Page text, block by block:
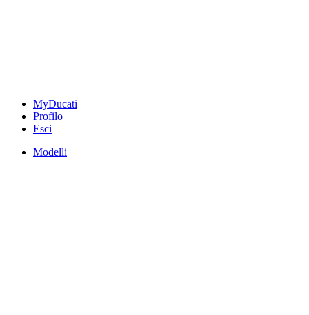
MyDucati
Profilo
Esci
Modelli